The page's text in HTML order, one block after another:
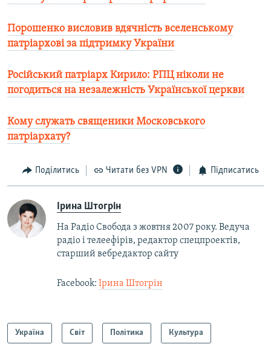
Порошенко висловив вдячність вселенському
патріархові за підтримку України
Російський патріарх Кирило: РПЦ ніколи не
погодиться на незалежність Української церкви
Кому служать священики Московського
патріархату?
Поділитись Читати без VPN Підписатись
Ірина Штогрін
На Радіо Свобода з жовтня 2007 року. Ведуча
радіо і телеефірів, редактор спецпроектів,
старший вебредактор сайту
Facebook: Ірина Штогрін
Україна Світ Політика Культура